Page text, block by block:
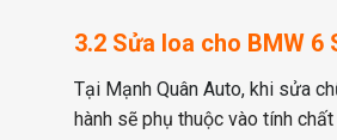
3.2 Sửa loa cho BMW
Tại Mạnh Quân Auto, khi sửa
hành sẽ phụ thuộc vào tính